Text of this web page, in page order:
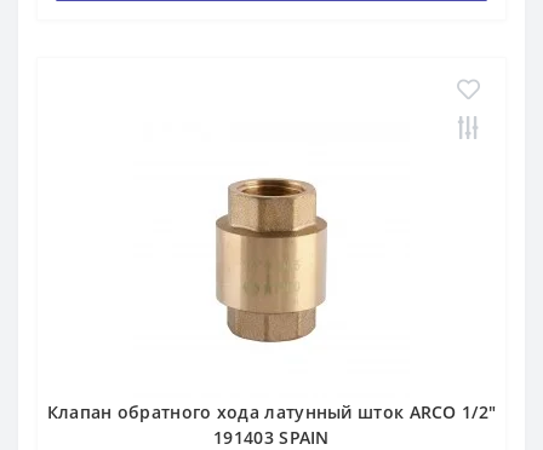
Клапан обратного хода латунный шток ARCO 1/2″
191403 SPAIN